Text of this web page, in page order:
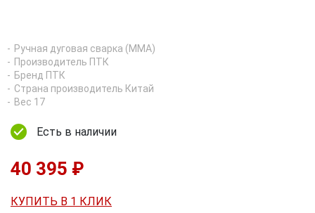
Ручная дуговая сварка (MMA)
Производитель ПТК
Бренд ПТК
Страна производитель Китай
Вес 17
Есть в наличии
40 395 ₽
КУПИТЬ В 1 КЛИК